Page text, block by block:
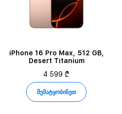
iPhone 16 Pro Max, 512 GB,
Desert Titanium
4 599 ₾
შემატყობინეთ